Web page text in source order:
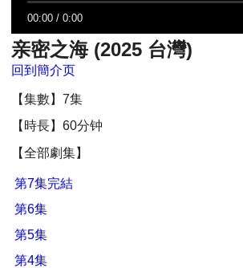
00:00 /0:00
亲密之海 (2025 台灣)
回到簡介页
【集數】7集
【時長】60分钟
【全部劇集】
第7集完結
第6集
第5集
第4集